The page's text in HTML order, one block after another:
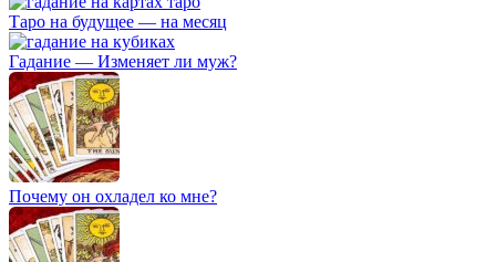
Таро на будущее — на месяц
Гадание — Изменяет ли муж?
Почему он охладел ко мне?